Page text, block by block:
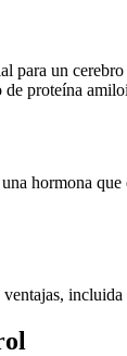
para un
proteína
hormona